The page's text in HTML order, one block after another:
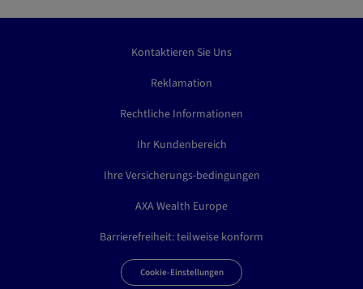
Kontaktieren Sie Uns
Reklamation
Rechtliche Informationen
Ihr Kundenbereich
Ihre Versicherungs-bedingungen
AXA Wealth Europe
Barrierefreiheit: teilweise konform
Cookie-Einstellungen